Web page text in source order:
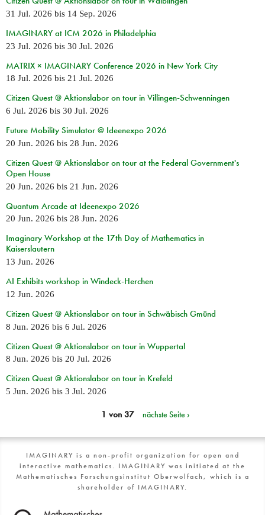
31 Jul. 2026 bis 14 Sep. 2026
IMAGINARY at ICM 2026 in Philadelphia
23 Jul. 2026 bis 30 Jul. 2026
MATRIX × IMAGINARY Conference 2026 in New York City
18 Jul. 2026 bis 21 Jul. 2026
Citizen Quest @ Aktionslabor on tour in Villingen-Schwenningen
6 Jul. 2026 bis 30 Jul. 2026
Future Mobility Simulator @ Ideenexpo 2026
20 Jun. 2026 bis 28 Jun. 2026
Citizen Quest @ Aktionslabor on tour at the Federal Government's
Open House
20 Jun. 2026 bis 21 Jun. 2026
Quantum Arcade at Ideenexpo 2026
20 Jun. 2026 bis 28 Jun. 2026
Imaginary Workshop at the 17th Day of Mathematics in
Kaiserslautern
13 Jun. 2026
AI Exhibits workshop in Windeck-Herchen
12 Jun. 2026
Citizen Quest @ Aktionslabor on tour in Schwäbisch Gmünd
8 Jun. 2026 bis 6 Jul. 2026
Citizen Quest @ Aktionslabor on tour in Wuppertal
8 Jun. 2026 bis 20 Jul. 2026
Citizen Quest @ Aktionslabor on tour in Krefeld
5 Jun. 2026 bis 3 Jul. 2026
1 von 37 nächste Seite ›
IMAGINARY is a non-profit organization for open and
interactive mathematics. IMAGINARY was initiated at the
Mathematisches Forschungsinstitut Oberwolfach, which is a
shareholder of IMAGINARY.